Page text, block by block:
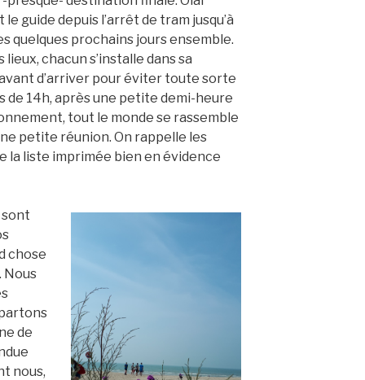
guide depuis l’arrêt de tram jusqu’à
quelques prochains jours ensemble.
chacun s’installe dans sa
d’arriver pour éviter toute sorte
de 14h, après une petite demi-heure
tout le monde se rassemble
petite réunion. On rappelle les
la liste imprimée bien en évidence
sont
chose
Nous
de
nous,